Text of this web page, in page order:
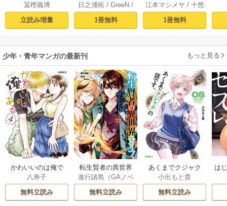
モノクロ版 39
冨樫義博
立読み増量
スキルを手に入れ
た俺が、100の異世
界で2周目無双【電
日之浦拓 /GreeN /
仁森島司
1冊無料
入れ替わったけれ
ど、私は今日も元
気に暮らしていま
本】 1
江本マシメサ / 十悠
1冊無料
少年・青年マンガの最新刊 もっと見る
かわいいのは俺で
ある 4巻
八寿子
無料立読み
転生賢者の異世界
ライフ～第二の職
業を得て、世界最
強になりました～ 3
進行諸島（GAノベ
ル／SBクリエイテ
ィブ刊）/彭傑（Fr
無料立読み
あくまでクジャク
の話です。 8巻
小出もと貴
無料立読み
は